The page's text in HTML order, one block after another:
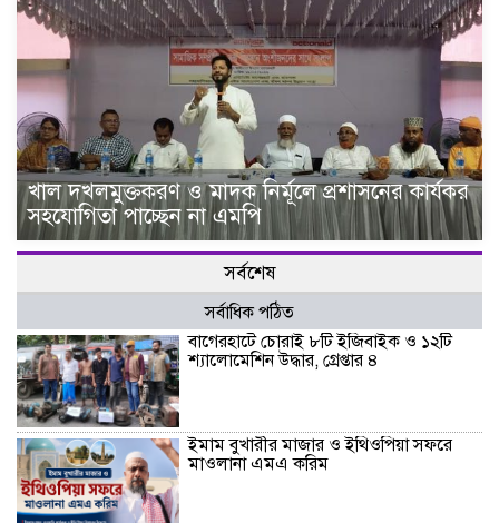
খাল দখলমুক্তকরণ ও মাদক নির্মূলে প্রশাসনের কার্যকর
সহযোগিতা পাচ্ছেন না এমপি
সর্বশেষ
সর্বাধিক পঠিত
বাগেরহাটে চোরাই ৮টি ইজিবাইক ও ১২টি
শ্যালোমেশিন উদ্ধার, গ্রেপ্তার ৪
ইমাম বুখারীর মাজার ও ইথিওপিয়া সফরে
মাওলানা এমএ করিম